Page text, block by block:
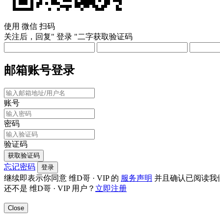
使用 微信 扫码
关注后，回复" 登录 "二字获取验证码
邮箱账号登录
账号
密码
验证码
获取验证码
忘记密码 登录
继续即表示你同意 维D哥 · VIP 的 服务声明 并且确认已阅读我
还不是 维D哥 · VIP 用户？ 立即注册
Close